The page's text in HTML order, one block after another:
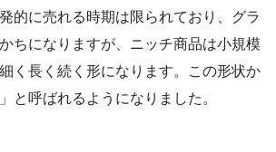
的に売れる時期は限られており、グラ
ちになりますが、ニッチ商品は小規模
く長く続く形になります。この形状か
と呼ばれるようになりました。